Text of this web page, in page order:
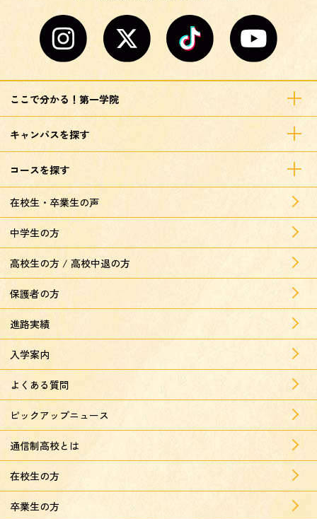
ここで分かる！第一学院
キャンパスを探す
コースを探す
在校生・卒業生の声
中学生の方
高校生の方 / 高校中退の方
保護者の方
進路実績
入学案内
よくある質問
ピックアップニュース
通信制高校とは
在校生の方
卒業生の方